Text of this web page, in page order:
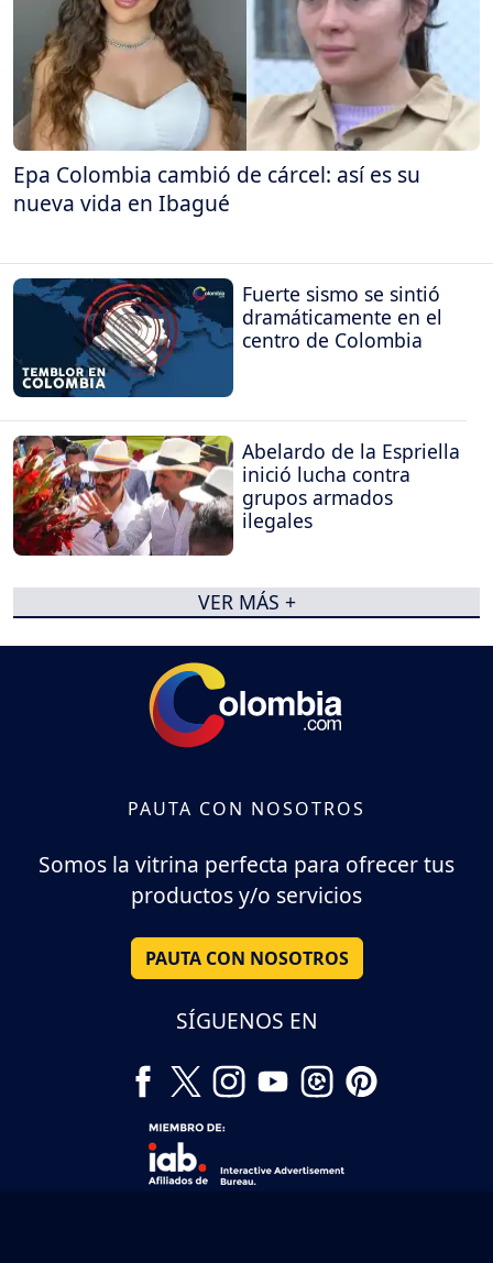
Epa Colombia cambió de cárcel: así es su
nueva vida en Ibagué
Fuerte sismo se sintió
dramáticamente en el
centro de Colombia
Abelardo de la Espriella
inició lucha contra
grupos armados
ilegales
VER MÁS +
PAUTA CON NOSOTROS
Somos la vitrina perfecta para ofrecer tus
productos y/o servicios
PAUTA CON NOSOTROS
SÍGUENOS EN